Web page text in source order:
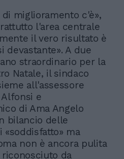
di miglioramento c'è»,
l'area centrale
il vero risultato è
devastante». A due
straordinario per la
Natale, il sindaco
all'assessore
e
di Ama Angelo
bilancio delle
«soddisfatto» ma
non è ancora pulita
riconosciuto da